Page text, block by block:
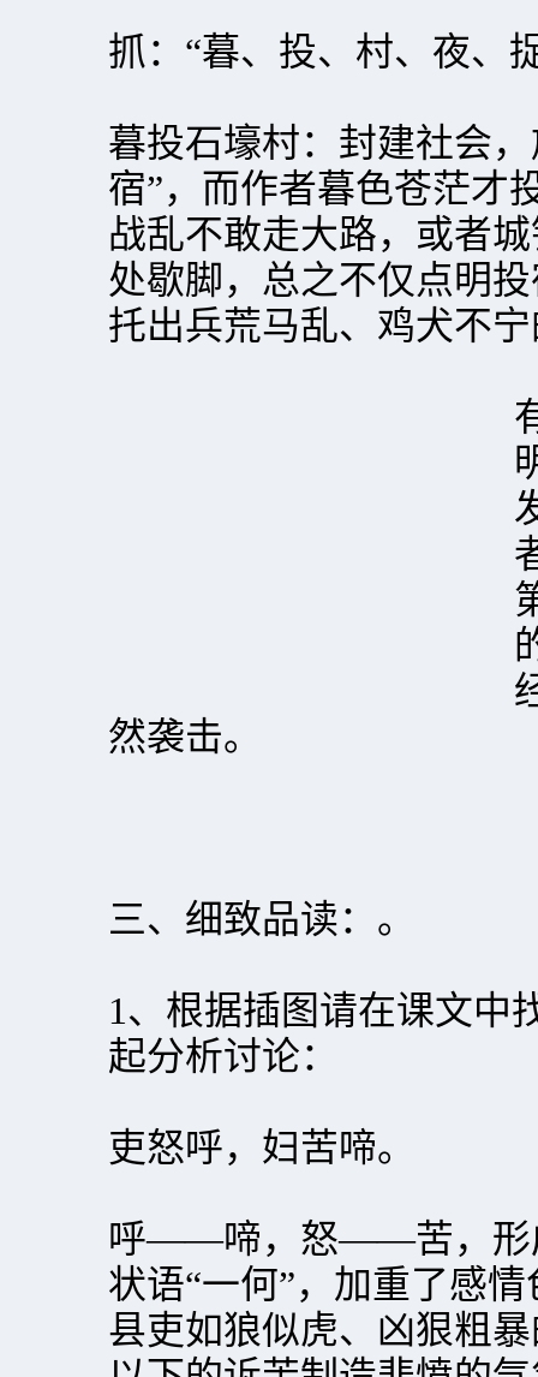
抓：“暮、投、村、夜、
暮投石壕村：封建社会
宿”，而作者暮色苍茫才
战乱不敢走大路，或者
处歇脚，总之不仅点明
托出兵荒马乱、鸡犬不
然袭击。
三、细致品读：。
1、根据插图请在课文中
起分析讨论：
吏怒呼，妇苦啼。
呼——啼，怒——苦，形
状语“一何”，加重了感
县吏如狼似虎、凶狠粗